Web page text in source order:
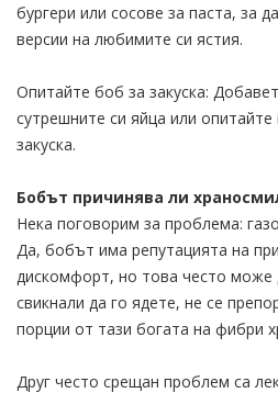
бургери или сосове за паста, за
версии на любимите си ястия.
Опитайте боб за закуска:
сутрешните си яйца или опитайте
закуска.
Бобът причинява ли
Нека поговорим за проблема:
Да, бобът има репутацията на
дискомфорт, но това често може
свикнали да го ядете, не се
порции от тази богата на фибри
Друг често срещан проблем са